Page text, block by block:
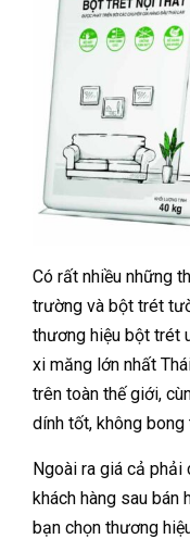
Có rất nhiều những
trường và bột trét
thương hiệu bột trét
xi măng lớn nhất
trên toàn thế giới,
dính tốt, không bong
Ngoài ra giá cả
khách hàng sau
bạn chọn thương